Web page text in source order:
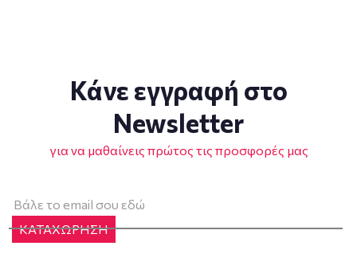
Κάνε εγγραφή στο
Newsletter
για να μαθαίνεις πρώτος τις προσφορές μας
ΚΑΤΑΧΩΡΗΣΗ